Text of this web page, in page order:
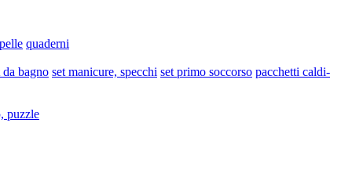
quaderni
da bagno set manicure, specchi set primo soccorso pacchetti caldi-
puzzle